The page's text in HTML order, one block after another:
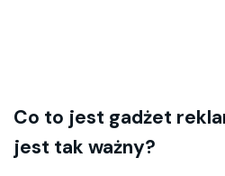
Co to jest gadżet
jest tak ważny?